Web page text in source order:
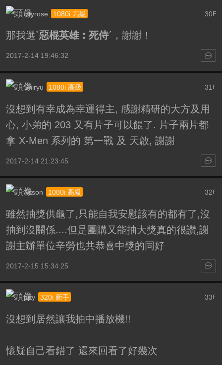
30F
cityrose 1080i 高級
那我選ˋ惡棍英雄：死侍ˊ，謝謝！
2017-2-14 19:46:32
31 F
Shiryu 1080i 高級
沒想到有幸成為幸運得主, 感謝精研的大方及用
心, 小弟的 203 又有片子可以餵了. 片子兩片都
拿 X-Men 系列的 第一戰 及 天啟, 謝謝
2017-2-14 21:23:45
32 F
Asson 1080i 高級
雖然抽獎供龜了,只能自我安慰該有的都有了,沒
抽到沒關係....但是團購又能抽大獎真的很讚,謝
謝主辦單位辛勞也共恭喜中獎的同好
2017-2-15 15:34:25
33 F
ppy 320i 新手
沒想到居然讓我抽中播放機!!
懷疑自己看錯了 還來回看了好幾次